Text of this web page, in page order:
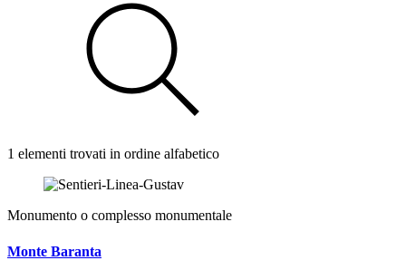
1 elementi trovati in ordine alfabetico
Monumento o complesso monumentale
Monte Baranta